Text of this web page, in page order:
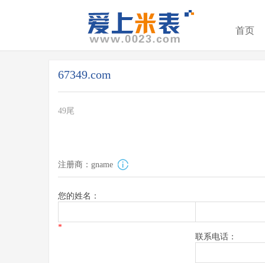
首页
67349.com
49尾
注册商：gname
您的姓名：
*
联系电话：